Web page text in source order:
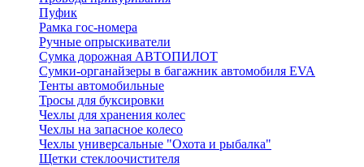
Пуфик
Рамка гос-номера
Ручные опрыскиватели
Сумка дорожная АВТОПИЛОТ
Сумки-органайзеры в багажник автомобиля EVA
Тенты автомобильные
Тросы для буксировки
Чехлы для хранения колес
Чехлы на запасное колесо
Чехлы универсальные "Охота и рыбалка"
Щетки стеклоочистителя